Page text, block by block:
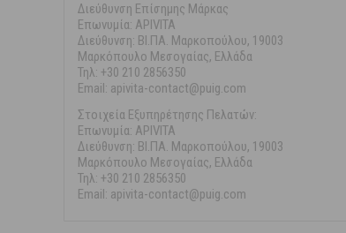
Διεύθυνση Επίσημης Μάρκας
Επωνυμία: APIVITA
Διεύθυνση: ΒΙ.ΠΑ. Μαρκοπούλου, 19003
Μαρκόπουλο Μεσογαίας, Ελλάδα
Τηλ: +30 210 2856350
Email: apivita-contact@puig.com
Στοιχεία Εξυπηρέτησης Πελατών:
Επωνυμία: APIVITA
Διεύθυνση: ΒΙ.ΠΑ. Μαρκοπούλου, 19003
Μαρκόπουλο Μεσογαίας, Ελλάδα
Τηλ: +30 210 2856350
Email: apivita-contact@puig.com